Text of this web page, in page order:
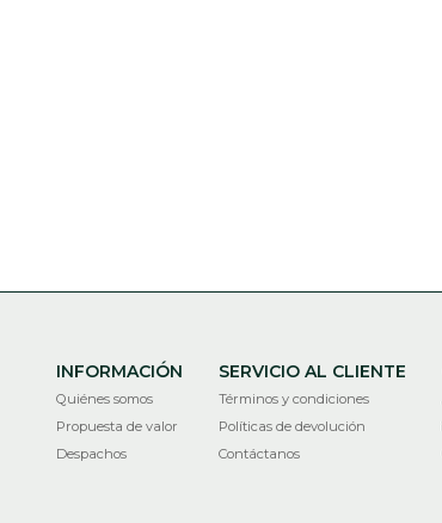
INFORMACIÓN
Quiénes somos
Propuesta de valor
Despachos
SERVICIO AL CLIENTE
Términos y condiciones
Políticas de devolución
Contáctanos